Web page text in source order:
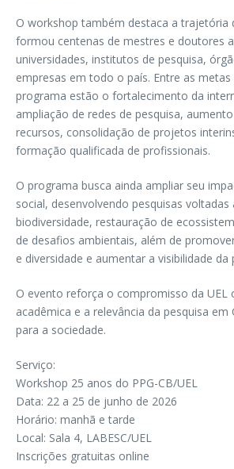
O workshop também destaca a trajetória
formou centenas de mestres e doutores
universidades, institutos de pesquisa,
empresas em todo o país. Entre as
programa estão o fortalecimento da
ampliação de redes de pesquisa,
recursos, consolidação de projetos
formação qualificada de profissionais.
O programa busca ainda ampliar seu
social, desenvolvendo pesquisas voltadas
biodiversidade, restauração de
de desafios ambientais, além de
e diversidade e aumentar a visibilidade da
O evento reforça o compromisso da UEL
acadêmica e a relevância da pesquisa em
para a sociedade.
Serviço:
Workshop 25 anos do PPG-CB/UEL
Data: 22 a 25 de junho de 2026
Horário: manhã e tarde
Local: Sala 4, LABESC/UEL
Inscrições gratuitas online